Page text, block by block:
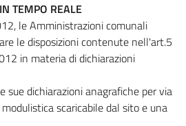
TEMPO REALE
le Amministrazioni comunali
le disposizioni contenute nell'art.5
in materia di dichiarazioni
sue dichiarazioni anagrafiche per via
scaricabile dal sito e una